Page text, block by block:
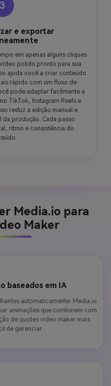
3
e exportar
em apenas alguns cliques
polido pronto para sua
ajuda você a criar conteúdo
rápido com um fluxo de
pode adaptar facilmente a
TikTok, Instagram Reels e
reduz a edição manual e
da produção. Cada passo
ritmo e consistência do
Media.io para
Maker
baseados em IA
automaticamente. Media.io
animações que combinem com
de quotes video maker mais
de gerenciar.